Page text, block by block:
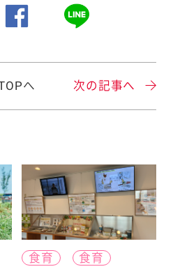
へ 次の記事へ
食育
食育